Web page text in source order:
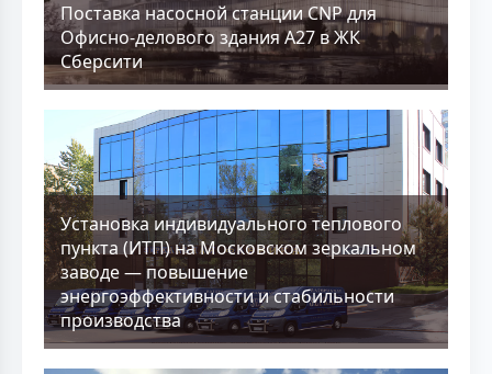
Поставка насосной станции CNP для
Офисно-делового здания А27 в ЖК
Сберсити
Установка индивидуального теплового
пункта (ИТП) на Московском зеркальном
заводе — повышение
энергоэффективности и стабильности
производства